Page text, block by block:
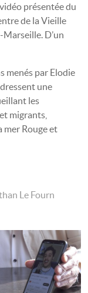
présentée du
de la Vieille
D’un
menés par Elodie
une
les
migrants,
mer Rouge et
Le Fourn
Next